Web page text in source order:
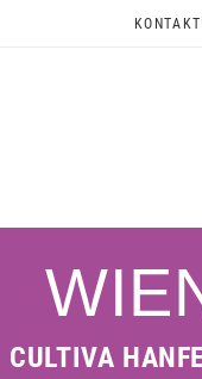
KONTAKT
CULTIVA